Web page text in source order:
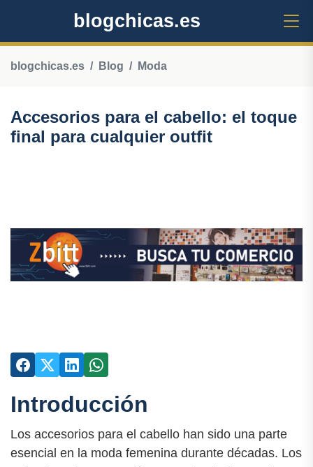
blogchicas.es
blogchicas.es Blog Moda
Accesorios para el cabello: el toque
final para cualquier outfit
Introducción
Los accesorios para el cabello han sido una parte
esencial en la moda femenina durante décadas. Los